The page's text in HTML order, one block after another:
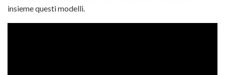
insieme questi modelli.